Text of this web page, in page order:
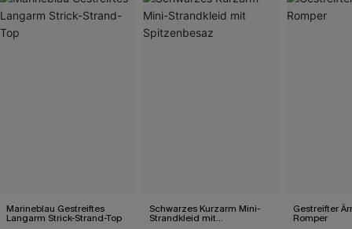
Marineblau Gestreiftes
Langarm Strick-Strand-Top
Schwarzes Kurzarm Mini-
Strandkleid mit
Gestreifter
Romper